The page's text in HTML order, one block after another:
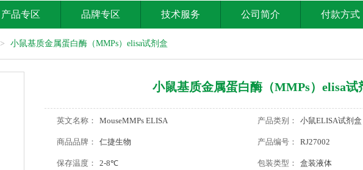
产品专区 品牌专区 技术服务 公司简介 付款方式
> 小鼠基质金属蛋白酶（MMPs）elisa试剂盒
小鼠基质金属蛋白酶（MMPs）elisa试
英文名称： MouseMMPs ELISA 产品类别： 小鼠ELISA试剂盒
商品品牌： 仁捷生物 产品编号： RJ27002
保存温度： 2-8℃ 包装类型： 盒装液体